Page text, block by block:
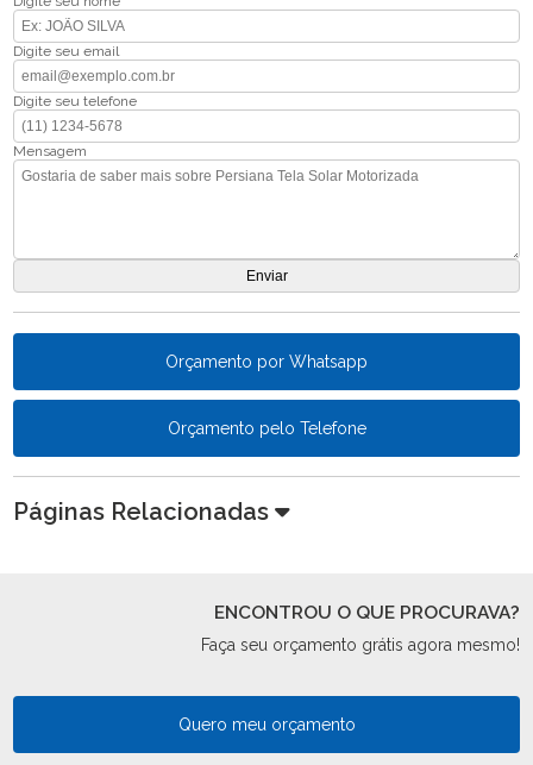
Digite seu email
Digite seu telefone
Mensagem
Orçamento por Whatsapp
Orçamento pelo Telefone
Páginas Relacionadas
ENCONTROU O QUE PROCURAVA?
Faça seu orçamento grátis agora mesmo!
Quero meu orçamento